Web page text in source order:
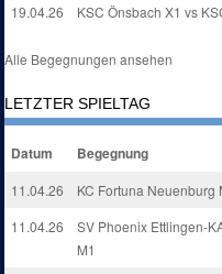
19.04.26
KSC Önsbach X1 vs
Alle Begegnungen ansehen
LETZTER SPIELTAG
Datum Begegnung
11.04.26 KC Fortuna Neuenburg
11.04.26
SV Phoenix Ettlingen-
M1